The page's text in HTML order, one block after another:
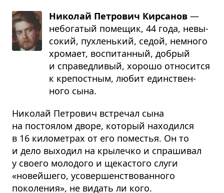
Николай Петрович Кирсанов —
небо­га­тый поме­щик, 44 года, невы­
со­кий, пух­лень­кий, седой, немного
хро­мает, вос­пи­тан­ный, добрый
и спра­вед­ли­вый, хорошо отно­сится
к кре­пост­ным, любит един­ствен­
ного сына.
Николай Петрович встречал сына
на постоялом дворе, который находился
в 16 километрах от его поместья. Он то
и дело выходил на крылечко и спрашивал
у своего молодого и щекастого слуги
«новейшего, усовершенствованного
поколения», не видать ли кого.